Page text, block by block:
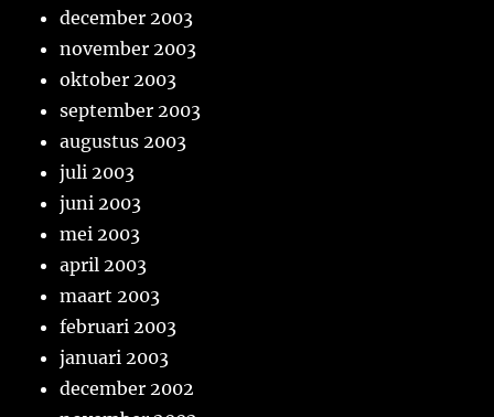
december 2003
november 2003
oktober 2003
september 2003
augustus 2003
juli 2003
juni 2003
mei 2003
april 2003
maart 2003
februari 2003
januari 2003
december 2002